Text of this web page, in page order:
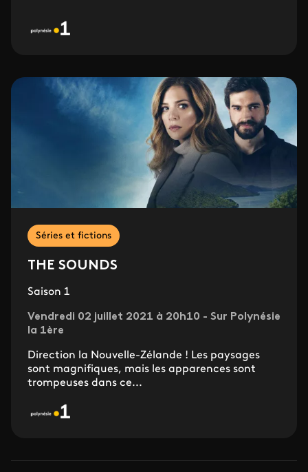
Séries et fictions
THE SOUNDS
Saison 1
Vendredi 02 juillet 2021 à 20h10 - Sur Polynésie
la 1ère
Direction la Nouvelle-Zélande ! Les paysages
sont magnifiques, mais les apparences sont
trompeuses dans ce...